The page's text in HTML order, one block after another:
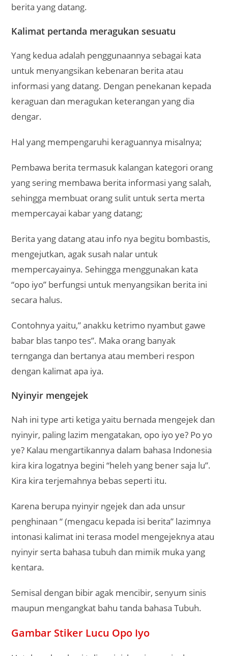
berita yang datang.
Kalimat pertanda meragukan sesuatu
Yang kedua adalah penggunaannya sebagai kata
untuk menyangsikan kebenaran berita atau
informasi yang datang. Dengan penekanan kepada
keraguan dan meragukan keterangan yang dia
dengar.
Hal yang mempengaruhi keraguannya misalnya;
Pembawa berita termasuk kalangan kategori orang
yang sering membawa berita informasi yang salah,
sehingga membuat orang sulit untuk serta merta
mempercayai kabar yang datang;
Berita yang datang atau info nya begitu bombastis,
mengejutkan, agak susah nalar untuk
mempercayainya. Sehingga menggunakan kata
“opo iyo” berfungsi untuk menyangsikan berita ini
secara halus.
Contohnya yaitu,” anakku ketrimo nyambut gawe
babar blas tanpo tes”. Maka orang banyak
ternganga dan bertanya atau memberi respon
dengan kalimat apa iya.
Nyinyir mengejek
Nah ini type arti ketiga yaitu bernada mengejek dan
nyinyir, paling lazim mengatakan, opo iyo ye? Po yo
ye? Kalau mengartikannya dalam bahasa Indonesia
kira kira logatnya begini “heleh yang bener saja lu”.
Kira kira terjemahnya bebas seperti itu.
Karena berupa nyinyir ngejek dan ada unsur
penghinaan “ (mengacu kepada isi berita” lazimnya
intonasi kalimat ini terasa model mengejeknya atau
nyinyir serta bahasa tubuh dan mimik muka yang
kentara.
Semisal dengan bibir agak mencibir, senyum sinis
maupun mengangkat bahu tanda bahasa Tubuh.
Gambar Stiker Lucu Opo Iyo